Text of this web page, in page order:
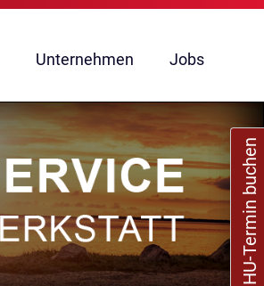
Unternehmen Jobs
HU-Termin buchen